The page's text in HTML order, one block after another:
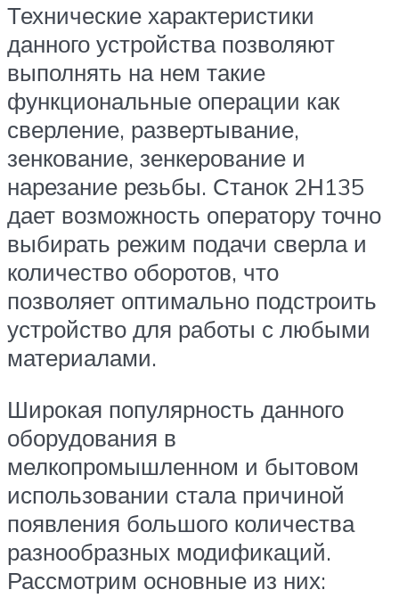
Технические характеристики
данного устройства позволяют
выполнять на нем такие
функциональные операции как
сверление, развертывание,
зенкование, зенкерование и
нарезание резьбы. Станок 2Н135
дает возможность оператору точно
выбирать режим подачи сверла и
количество оборотов, что
позволяет оптимально подстроить
устройство для работы с любыми
материалами.
Широкая популярность данного
оборудования в
мелкопромышленном и бытовом
использовании стала причиной
появления большого количества
разнообразных модификаций.
Рассмотрим основные из них: